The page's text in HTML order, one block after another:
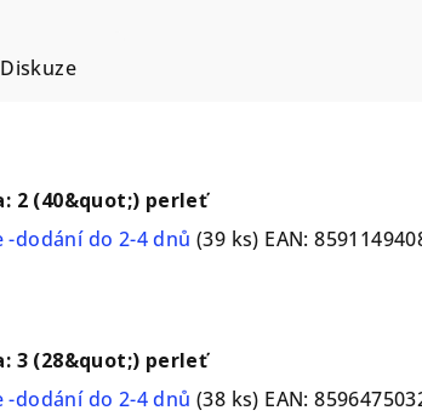
Diskuze
2 (40&quot;) perleť
-dodání do 2-4 dnů (39 ks) EAN:
3 (28&quot;) perleť
-dodání do 2-4 dnů (38 ks) EAN: